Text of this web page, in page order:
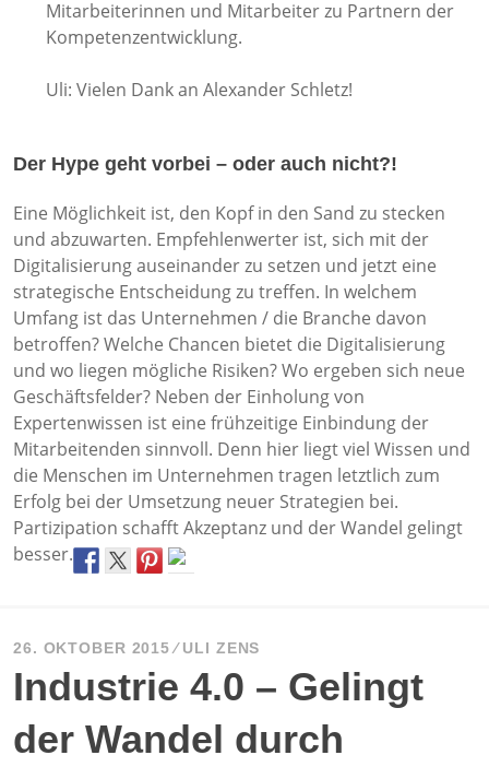
Mitarbeiterinnen und Mitarbeiter zu Partnern der
Kompetenzentwicklung.
Uli: Vielen Dank an Alexander Schletz!
Der Hype geht vorbei – oder auch nicht?!
Eine Möglichkeit ist, den Kopf in den Sand zu stecken
und abzuwarten. Empfehlenwerter ist, sich mit der
Digitalisierung auseinander zu setzen und jetzt eine
strategische Entscheidung zu treffen. In welchem
Umfang ist das Unternehmen / die Branche davon
betroffen? Welche Chancen bietet die Digitalisierung
und wo liegen mögliche Risiken? Wo ergeben sich neue
Geschäftsfelder? Neben der Einholung von
Expertenwissen ist eine frühzeitige Einbindung der
Mitarbeitenden sinnvoll. Denn hier liegt viel Wissen und
die Menschen im Unternehmen tragen letztlich zum
Erfolg bei der Umsetzung neuer Strategien bei.
Partizipation schafft Akzeptanz und der Wandel gelingt
besser.
26. OKTOBER 2015 ULI ZENS
Industrie 4.0 – Gelingt
der Wandel durch